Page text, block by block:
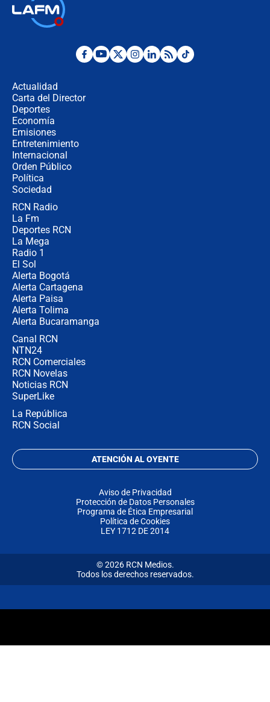
Posesión de Abelardo De La Espriella
Actualidad
Carta del Director
Deportes
Economía
Emisiones
Entretenimiento
Internacional
Orden Público
Política
Sociedad
RCN Radio
La Fm
Deportes RCN
La Mega
Radio 1
El Sol
Alerta Bogotá
Alerta Cartagena
Alerta Paisa
Alerta Tolima
Alerta Bucaramanga
Canal RCN
NTN24
RCN Comerciales
RCN Novelas
Noticias RCN
SuperLike
La República
RCN Social
ATENCIÓN AL OYENTE
Aviso de Privacidad
Protección de Datos Personales
Programa de Ética Empresarial
Política de Cookies
LEY 1712 DE 2014
© 2026 RCN Medios.
Todos los derechos reservados.